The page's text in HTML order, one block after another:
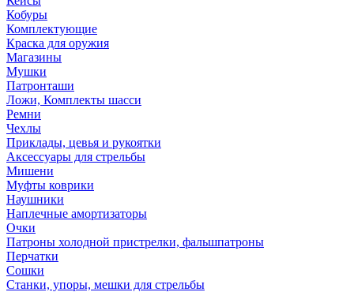
Кобуры
Комплектующие
Краска для оружия
Магазины
Мушки
Патронташи
Ложи, Комплекты шасси
Ремни
Чехлы
Приклады, цевья и рукоятки
Аксессуары для стрельбы
Мишени
Муфты коврики
Наушники
Наплечные амортизаторы
Очки
Патроны холодной пристрелки, фальшпатроны
Перчатки
Сошки
Станки, упоры, мешки для стрельбы